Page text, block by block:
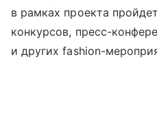
в рамках проекта
конкурсов, пресс-
и других fashion-